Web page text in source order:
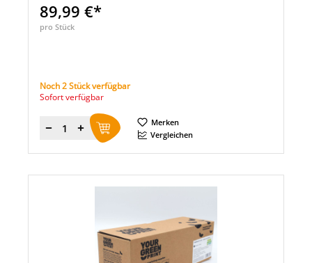
89,99 €*
pro Stück
Noch 2 Stück verfügbar
Sofort verfügbar
Menge
Merken
Vergleichen